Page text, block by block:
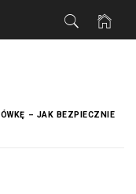
– JAK BEZPIECZNIE